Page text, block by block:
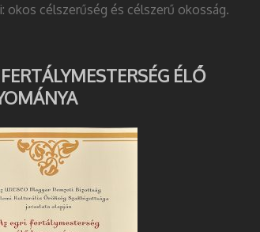
okos célszerűség és célszerű okosság.
ÉLŐ